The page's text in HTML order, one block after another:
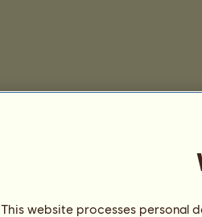
This website processes personal